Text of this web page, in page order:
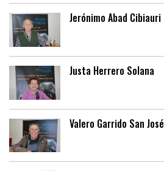
Jerónimo Abad Cibiauri
Justa Herrero Solana
Valero Garrido San José